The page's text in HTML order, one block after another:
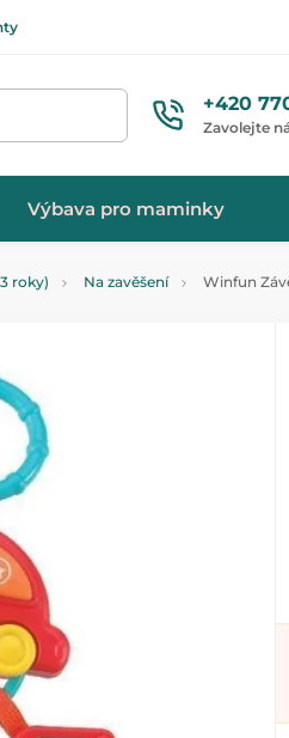
+420
Zavolejte
Výbava pro maminky
roky) Na zavěšení Winfun